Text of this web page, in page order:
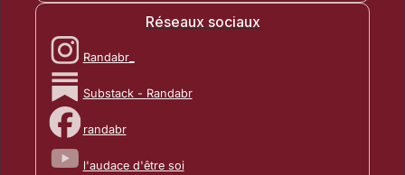
Réseaux sociaux
Randabr_
Substack - Randabr
randabr
l'audace d'être soi